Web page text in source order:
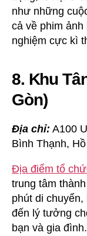
như những
cả về phim
nghiệm cực kì
8. Khu
Gòn)
Địa chỉ: A100
Bình Thạnh,
Địa điểm tổ
trung tâm
phút di
đến lý tưởng
bạn và gia